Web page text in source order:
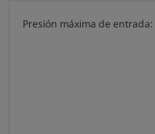
Presión máxima de